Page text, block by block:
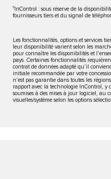
5
InControl : sous réserve de la
fournisseurs tiers et du signal de
Les fonctionnalités, options et services
leur disponibilité varient selon les
pour connaître les disponibilités et
pays. Certaines fonctionnalités
contrat de données adapté qu’il
initiale recommandée par votre
n’est pas garantie dans toutes les
rapport avec la technologie InControl, y
soumises à des mises à jour logiciel, au
visuelles/système selon les options